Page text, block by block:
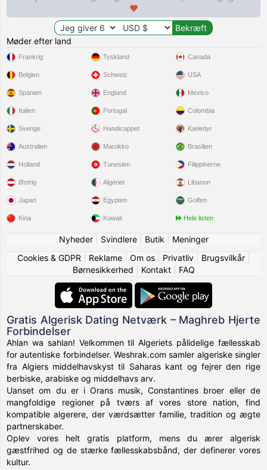
Møder efter land
Frankrig
Belgien
Spanien
Italien
Sverige
Tyskland
Schweiz
England
Portugal
Handicappet
Canada
USA
Mexico
Colombia
Kæledyr
Australien
Holland
Østrig
Japan
Kina
Marokko
Tunesien
Algeriet
Egypten
Kuwait
Brasilien
Filippinerne
Libanon
Golfen
Hele listen
Nyheder| Svindlere| Butik
Meninger
Cookies & GDPR
Reklame| Om os| Privatliv| Brugsvilkår|
Børnesikkerhed
Kontakt| FAQ
Gratis Algerisk Dating Netværk – Maghreb Hjerte
Forbindelser
Ahlan wa sahlan! Velkommen til Algeriets pålidelige fællesskab
for autentiske forbindelser. Weshrak.com samler algeriske singler
fra Algiers middelhavskyst til Saharas kant og fejrer den rige
berbiske, arabiske og middelhavs arv.
Uanset om du er i Orans musik, Constantines broer eller de
mangfoldige regioner på tværs af vores store nation, find
kompatible algerere, der værdsætter familie, tradition og ægte
partnerskaber.
Oplev vores helt gratis platform, mens du ærer algerisk
gæstfrihed og de stærke fællesskabsbånd, der definerer vores
kultur.